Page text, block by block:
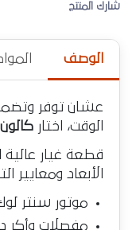
شارك المنتج
الوصف
عشان توفر
الوقت، اختار
قطعة غيار عالية
الأبعاد
موتور سنتر
مفصلات وأكر